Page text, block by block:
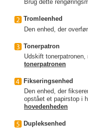
Brug dette
Tromleenhed
Den enhed, der
Tonerpatron
Udskift tonerpatronen,
tonerpatronen
Fikseringsenhed
Den enhed, der
opstået et papirstop i
hovedenheden
Dupleksenhed